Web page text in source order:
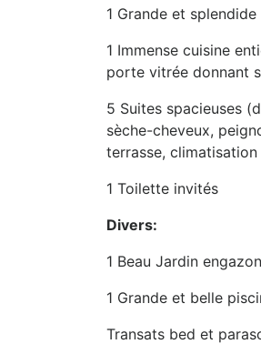
1 Grande et
1 Immense cuisine
porte vitrée donnant
5 Suites spacieuses
sèche-cheveux,
terrasse,
1 Toilette invités
Divers:
1 Beau Jardin
1 Grande et belle
Transats bed et